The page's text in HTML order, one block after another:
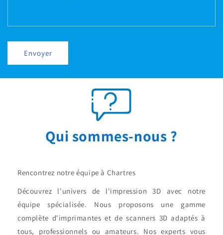
Envoyer
Qui sommes-nous ?
Rencontrez notre équipe à Chartres
Découvrez l'univers de l'impression 3D avec notre
équipe spécialisée. Nous proposons une gamme
complète d'imprimantes et de scanners 3D adaptés à
tous, professionnels ou amateurs. Nos experts vous